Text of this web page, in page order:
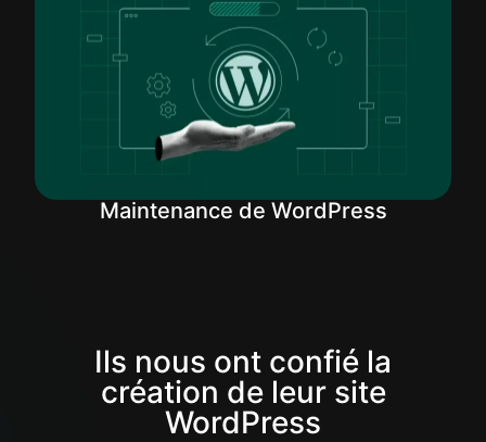
Maintenance de WordPress
Ils nous ont confié la
création de leur site
WordPress